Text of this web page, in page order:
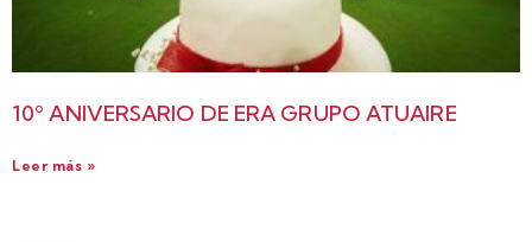
10º ANIVERSARIO DE ERA GRUPO ATUAIRE
Leer más »